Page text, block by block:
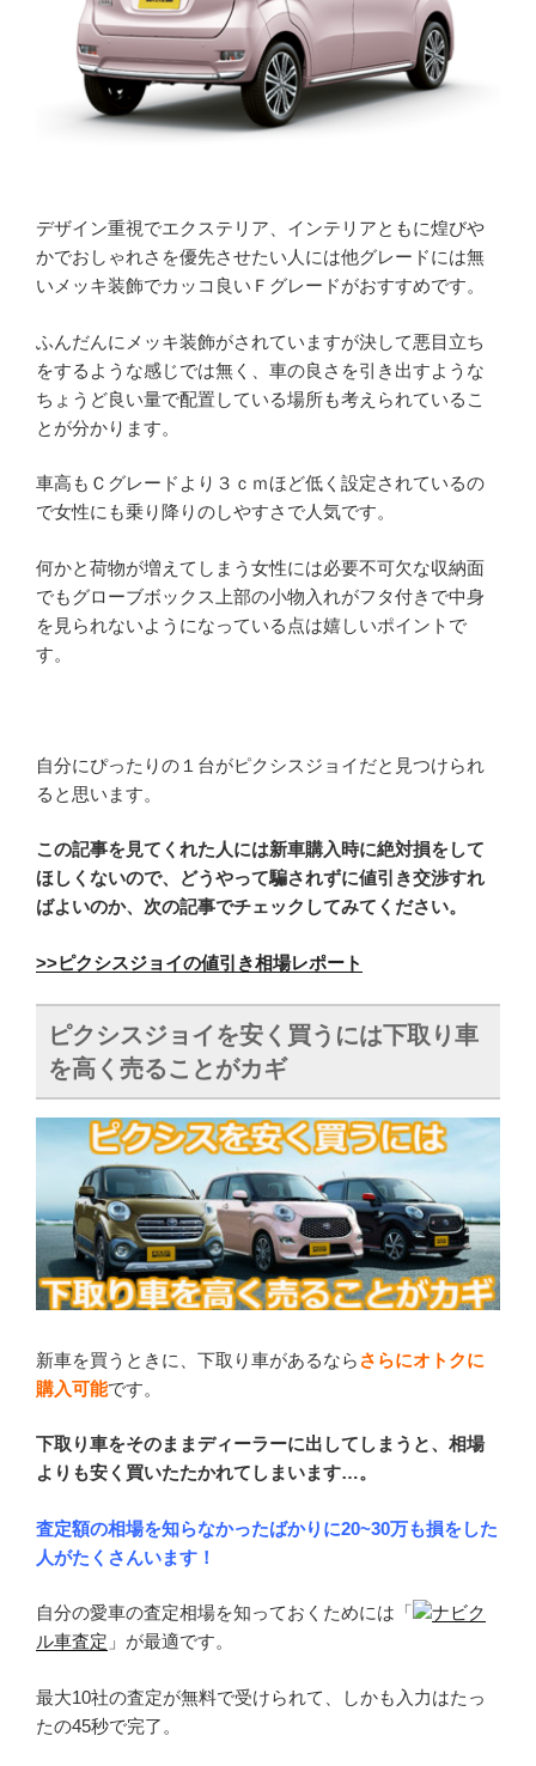
デザイン重視でエクステリア、インテリアともに煌びや
かでおしゃれさを優先させたい人には他グレードには無
いメッキ装飾でカッコ良いＦグレードがおすすめです。
ふんだんにメッキ装飾がされていますが決して悪目立ち
をするような感じでは無く、車の良さを引き出すような
ちょうど良い量で配置している場所も考えられているこ
とが分かります。
車高もＣグレードより３ｃｍほど低く設定されているの
で女性にも乗り降りのしやすさで人気です。
何かと荷物が増えてしまう女性には必要不可欠な収納面
でもグローブボックス上部の小物入れがフタ付きで中身
を見られないようになっている点は嬉しいポイントで
す。
自分にぴったりの１台がピクシスジョイだと見つけられ
ると思います。
この記事を見てくれた人には新車購入時に絶対損をして
ほしくないので、どうやって騙されずに値引き交渉すれ
ばよいのか、次の記事でチェックしてみてください。
>>ピクシスジョイの値引き相場レポート
ピクシスジョイを安く買うには下取り車
を高く売ることがカギ
新車を買うときに、下取り車があるなら さらにオトクに
購入可能です。
下取り車をそのままディーラーに出してしまうと、相場
よりも安く買いたたかれてしまいます…。
査定額の相場を知らなかったばかりに20~30万も損をした
人がたくさんいます！
自分の愛車の査定相場を知っておくためには「
ナビク
ル車査定 」が最適です。
最大10社の査定が無料で受けられて、しかも入力はたっ
たの45秒で完了。